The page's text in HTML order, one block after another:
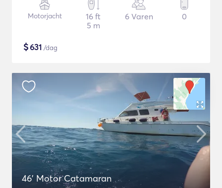
Motorjacht
16 ft
5 m
6 Varen 0
$631 /dag
46' Motor Catamaran